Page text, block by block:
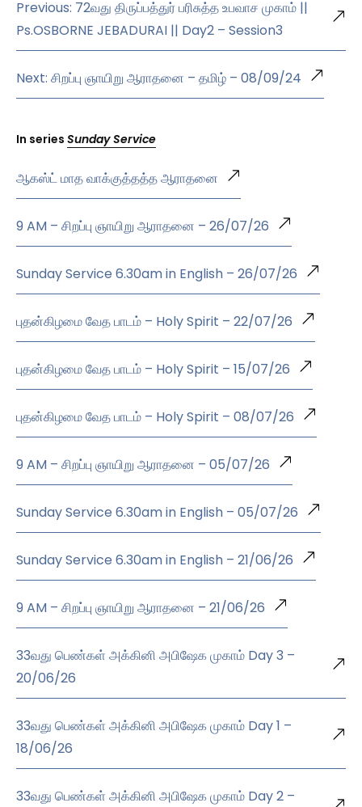
Previous: 72வது திருப்பத்துர் பரிசுத்த உபவாச முகாம் ||
Ps.OSBORNE JEBADURAI || Day2 – Session3
Next: சிறப்பு ஞாயிறு ஆராதனை – தமிழ் – 08/09/24
In series Sunday Service
ஆகஸ்ட் மாத வாக்குத்தத்த ஆராதனை
9 AM – சிறப்பு ஞாயிறு ஆராதனை – 26/07/26
Sunday Service 6.30am in English – 26/07/26
புதன்கிழமை வேத பாடம் – Holy Spirit – 22/07/26
புதன்கிழமை வேத பாடம் – Holy Spirit – 15/07/26
புதன்கிழமை வேத பாடம் – Holy Spirit – 08/07/26
9 AM – சிறப்பு ஞாயிறு ஆராதனை – 05/07/26
Sunday Service 6.30am in English – 05/07/26
Sunday Service 6.30am in English – 21/06/26
9 AM – சிறப்பு ஞாயிறு ஆராதனை – 21/06/26
33வது பெண்கள் அக்கினி அபிஷேக முகாம் Day 3 –
20/06/26
33வது பெண்கள் அக்கினி அபிஷேக முகாம் Day 1 –
18/06/26
33வது பெண்கள் அக்கினி அபிஷேக முகாம் Day 2 –